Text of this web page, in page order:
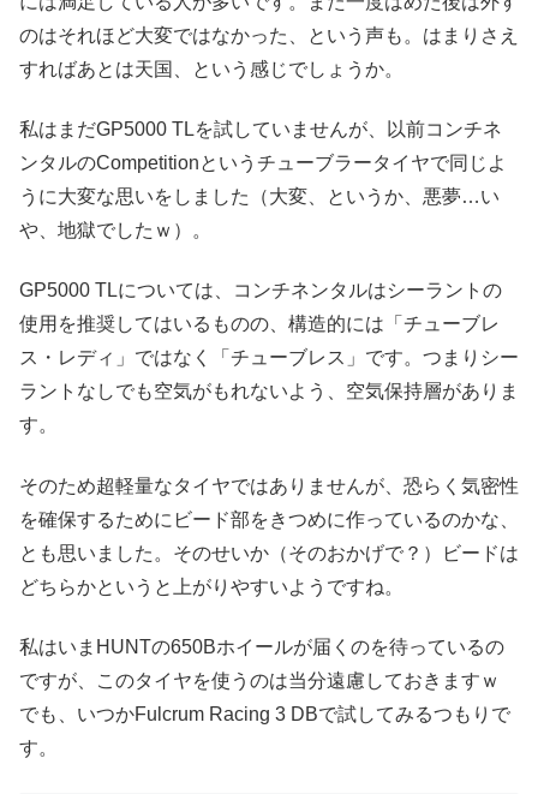
のはそれほど大変ではなかった、という声も。はまりさえ
すればあとは天国、という感じでしょうか。
私はまだGP5000 TLを試していませんが、以前コンチネ
ンタルのCompetitionというチューブラータイヤで同じよ
うに大変な思いをしました（大変、というか、悪夢…い
や、地獄でしたｗ）。
GP5000 TLについては、コンチネンタルはシーラントの
使用を推奨してはいるものの、構造的には「チューブレ
ス・レディ」ではなく「チューブレス」です。つまりシー
ラントなしでも空気がもれないよう、空気保持層がありま
す。
そのため超軽量なタイヤではありませんが、恐らく気密性
を確保するためにビード部をきつめに作っているのかな、
とも思いました。そのせいか（そのおかげで？）ビードは
どちらかというと上がりやすいようですね。
私はいまHUNTの650Bホイールが届くのを待っているの
ですが、このタイヤを使うのは当分遠慮しておきますｗ
でも、いつかFulcrum Racing 3 DBで試してみるつもりで
す。